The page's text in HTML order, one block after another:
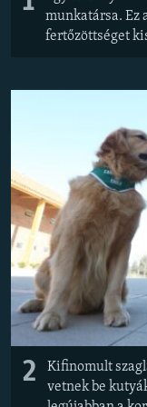
munkatársa. Ez
fertőzöttséget
2
Kifinomult
vetnek be